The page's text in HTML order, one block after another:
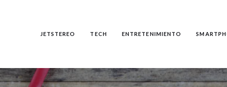
JETSTEREO TECH ENTRETENIMIENTO